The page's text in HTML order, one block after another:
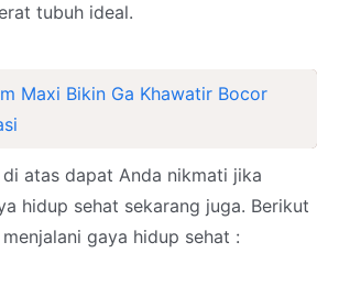
tubuh ideal.
Maxi Bikin Ga Khawatir Bocor
atas dapat Anda nikmati jika
hidup sehat sekarang juga. Berikut
gaya hidup sehat :